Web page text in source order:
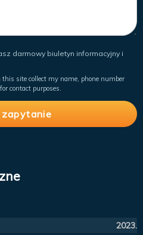
darmowy biuletyn informacyjny i
site collect my name, phone number
contact purposes.
2023.